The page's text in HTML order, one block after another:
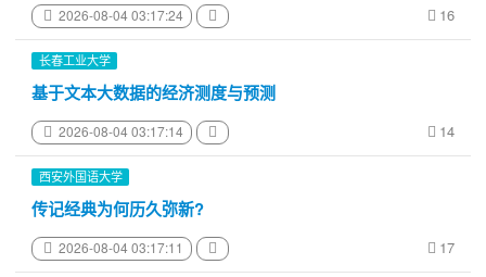
2026-08-04 03:17:24 16
长春工业大学
基于文本大数据的经济测度与预测
2026-08-04 03:17:14 14
西安外国语大学
传记经典为何历久弥新?
2026-08-04 03:17:11 17